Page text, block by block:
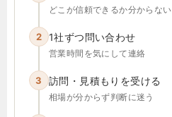
どこが信頼できるか分からない
2 1社ずつ問い合わせ
営業時間を気にして連絡
3 訪問・見積もりを受ける
相場が分からず判断に迷う